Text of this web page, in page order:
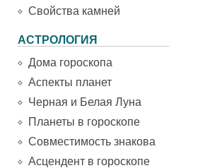
Свойства камней
АСТРОЛОГИЯ
Дома гороскопа
Аспекты планет
Черная и Белая Луна
Планеты в гороскопе
Совместимость знакова
Асцендент в гороскопе